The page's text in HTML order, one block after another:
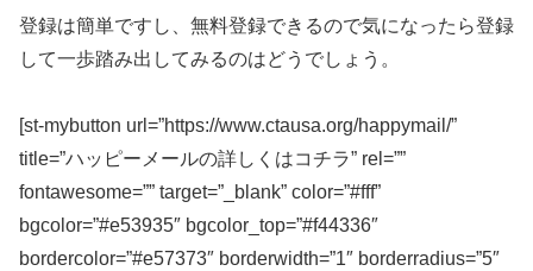
登録は簡単ですし、無料登録できるので気になったら登録
して一歩踏み出してみるのはどうでしょう。
[st-mybutton url=”https://www.ctausa.org/happymail/”
title=”ハッピーメールの詳しくはコチラ” rel=””
fontawesome=”” target=”_blank” color=”#fff”
bgcolor=”#e53935″ bgcolor_top=”#f44336″
bordercolor=”#e57373″ borderwidth=”1″ borderradius=”5″